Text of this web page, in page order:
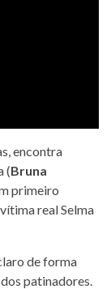
encontra
(Bruna
primeiro
real Selma
de forma
patinadores.